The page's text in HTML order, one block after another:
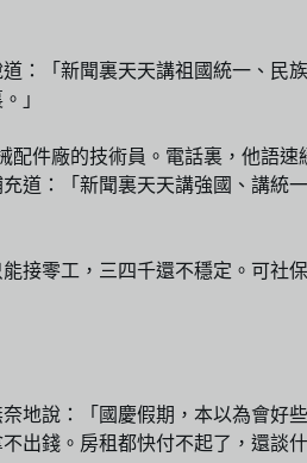
：「新聞裏天天講祖國統一、
」
件廠的技術員。電話裏，他語
道：「新聞裏天天講強國、講統
接零工，三四千還不穩定。可
地說：「國慶假期，本以為會
出錢。房租都快付不起了，還談什